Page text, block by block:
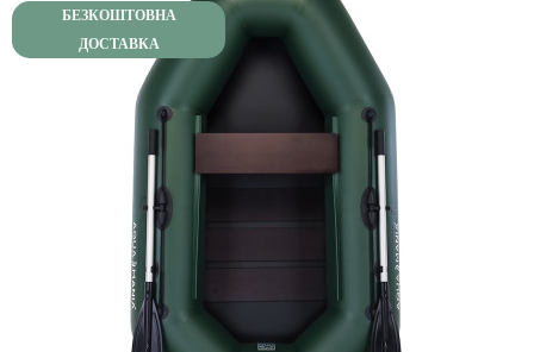
БЕЗКОШТОВНА
ДОСТАВКА